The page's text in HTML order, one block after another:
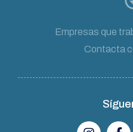
Empresas que
Contacta